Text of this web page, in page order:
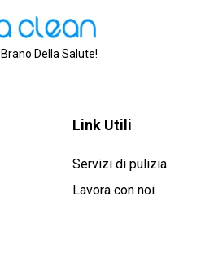
Della Salute!
Link Utili
Servizi di pulizia
Lavora con noi